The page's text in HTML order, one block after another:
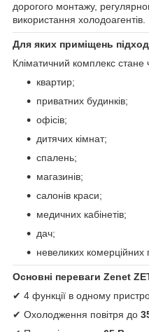
дорогого монтажу,
використання холодоагентів.
Для яких приміщень
Кліматичний комплекс
квартир;
приватних будинків;
офісів;
дитячих кімнат;
спалень;
магазинів;
салонів краси;
медичних кабінетів;
дач;
невеликих
Основні переваги Zenet
✔ 4 функції в одному
✔ Охолодження повітря до